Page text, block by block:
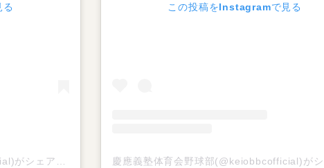
この投稿をInstagramで見る